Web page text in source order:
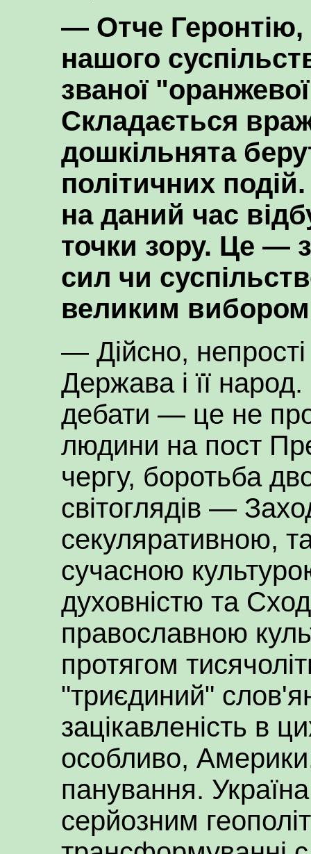
— Отче Геронтію,
нашого
званої
Складається
дошкільнята
політичних
на даний час
точки зору. Це —
сил чи
великим
— Дійсно,
Держава і її народ.
дебати — це не
людини на пост
чергу, боротьба
світоглядів —
секуляративною,
сучасною
духовністю та
православною
протягом
"триєдиний"
зацікавленість в
особливо,
панування.
серйозним